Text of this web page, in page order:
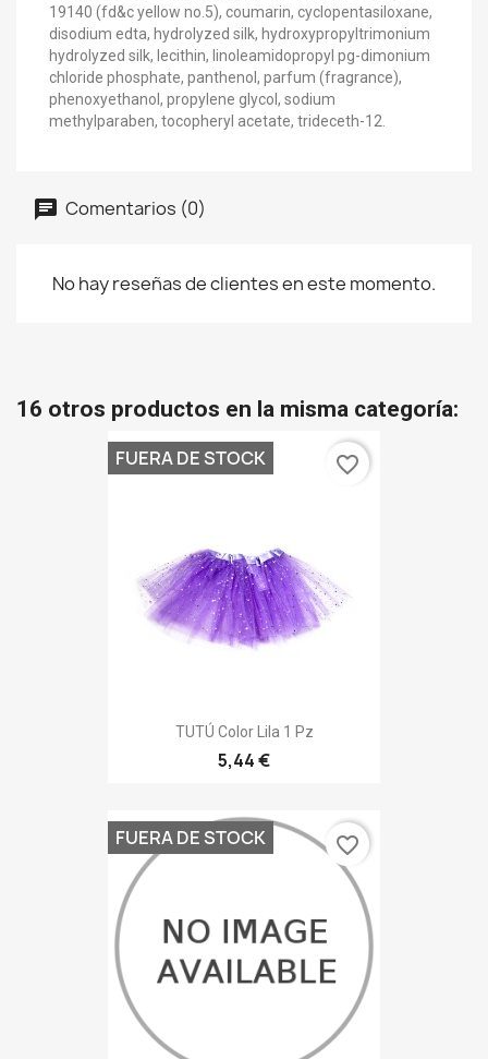
19140 (fd&c yellow no.5), coumarin, cyclopentasiloxane,
disodium edta, hydrolyzed silk, hydroxypropyltrimonium
hydrolyzed silk, lecithin, linoleamidopropyl pg-dimonium
chloride phosphate, panthenol, parfum (fragrance),
phenoxyethanol, propylene glycol, sodium
methylparaben, tocopheryl acetate, trideceth-12.
Comentarios (0)
No hay reseñas de clientes en este momento.
16 otros productos en la misma categoría:
TUTÚ Color Lila 1 Pz
5,44 €
FUERA DE STOCK favorite_border
FUERA DE STOCK favorite_border